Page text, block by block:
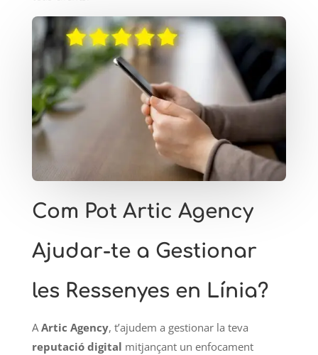
Com Pot Artic Agency
Ajudar-te a Gestionar
les Ressenyes en Línia?
AArtic Agency, t’ajudem a gestionar la teva
reputació digital mitjançant un enfocament